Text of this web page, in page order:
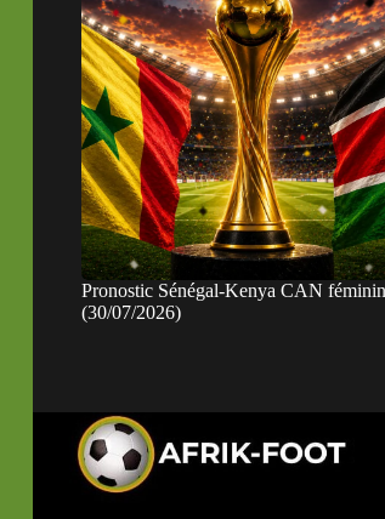
Pronostic Sénégal-Kenya CAN
(30/07/2026)